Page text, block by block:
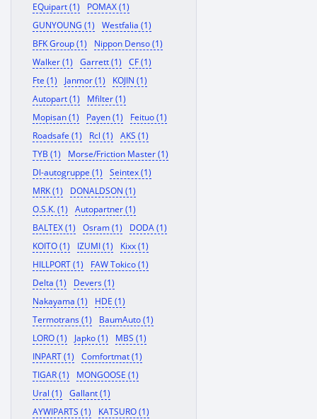
EQuipart (1)
POMAX (1)
GUNYOUNG (1)
Westfalia (1)
BFK Group (1)
Nippon Denso (1)
Walker (1)
Garrett (1)
CF (1)
Fte (1)
Janmor (1)
KOJIN (1)
Autopart (1)
Mfilter (1)
Mopisan (1)
Payen (1)
Feituo (1)
Roadsafe (1)
Rcl (1)
AKS (1)
TYB (1)
Morse/Friction Master (1)
Dl-autogruppe (1)
Seintex (1)
MRK (1)
DONALDSON (1)
O.S.K. (1)
Autopartner (1)
BALTEX (1)
Osram (1)
DODA (1)
KOITO (1)
IZUMI (1)
Kixx (1)
HILLPORT (1)
FAW Tokico (1)
Delta (1)
Devers (1)
Nakayama (1)
HDE (1)
Termotrans (1)
BaumAuto (1)
LORO (1)
Japko (1)
MBS (1)
INPART (1)
Comfortmat (1)
TIGAR (1)
MONGOOSE (1)
Ural (1)
Gallant (1)
AYWIPARTS (1)
KATSURO (1)